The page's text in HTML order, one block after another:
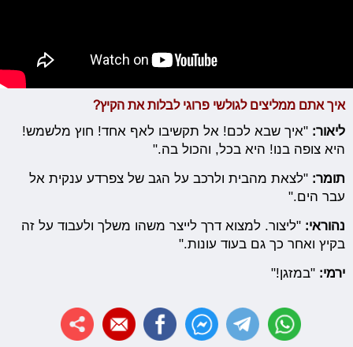
איך אתם ממליצים לגולשי פרוגי לבלות את הקיץ?
ליאור: "איך שבא לכם! אל תקשיבו לאף אחד! חוץ מלשמש!
היא צופה בנו! היא בכל, והכול בה."
תומר: "לצאת מהבית ולרכב על הגב של צפרדע ענקית אל
עבר הים."
נהוראי: "ליצור. למצוא דרך לייצר משהו משלך ולעבוד על זה
בקיץ ואחר כך גם בעוד עונות."
ירמי: "במזגן!"